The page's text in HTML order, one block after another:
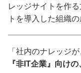
レッジサイトを作
トを導入した組織
「社内のナレッジ
『非IT企業』向け